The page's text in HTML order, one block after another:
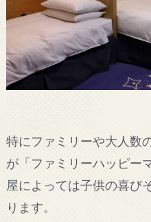
特にファミリーや大人数
が「ファミリーハッピー
屋によっては子供の喜び
ります。